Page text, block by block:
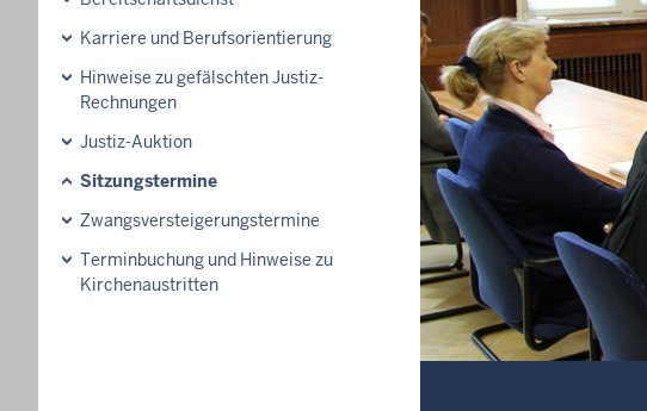
Karriere und Berufsorientierung
Hinweise zu gefälschten Justiz-
Rechnungen
Justiz-Auktion
Sitzungstermine
Zwangsversteigerungs­termine
Terminbuchung und Hinweise zu
Kirchenaustritten